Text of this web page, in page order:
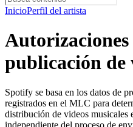
InicioPerfil del artista
Autorizaciones
publicación de
Spotify se basa en los datos de
registrados en el MLC para
distribución de videos musicales
independiente del proceso de